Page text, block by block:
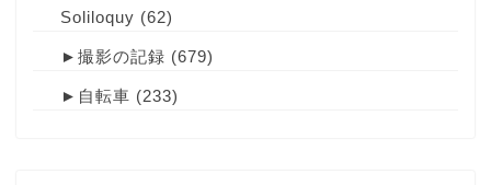
Soliloquy (62)
► 撮影の記録 (679)
► 自転車 (233)